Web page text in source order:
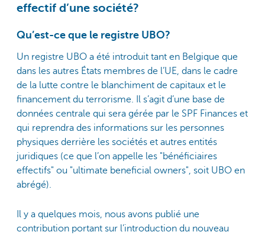
effectif d’une société?
Qu’est-ce que le registre UBO?
Un registre UBO a été introduit tant en Belgique que
dans les autres États membres de l’UE, dans le cadre
de la lutte contre le blanchiment de capitaux et le
financement du terrorisme. Il s’agit d’une base de
données centrale qui sera gérée par le SPF Finances et
qui reprendra des informations sur les personnes
physiques derrière les sociétés et autres entités
juridiques (ce que l’on appelle les "bénéficiaires
effectifs" ou "ultimate beneficial owners", soit UBO en
abrégé).
Il y a quelques mois, nous avons publié une
contribution portant sur l’introduction du nouveau